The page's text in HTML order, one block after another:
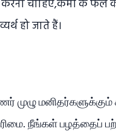
चाहिए,कर्मों के फल
हो जाते हैं।
முழு மனிதர்களுக்கும்
நீங்கள் பழத்தைப்